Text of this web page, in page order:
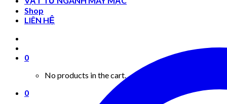
Shop
LIÊN HỆ
0
No products in the cart.
0